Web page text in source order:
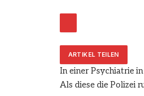
ARTIKEL TEILEN
In einer Psychiatrie
Als diese die Polizei